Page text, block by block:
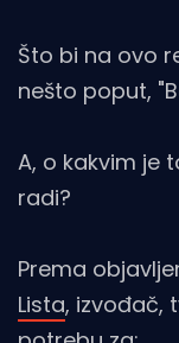
Što bi na ovo
nešto poput,
A, o kakvim je
radi?
Prema
Lista, izvođač,